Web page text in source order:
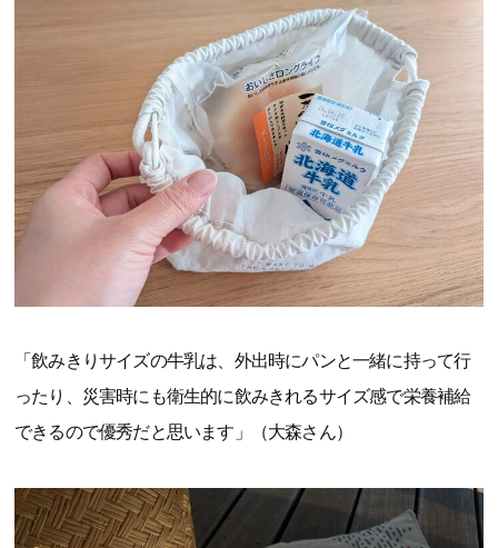
「飲みきりサイズの牛乳は、外出時にパンと一緒に持って行
ったり、災害時にも衛生的に飲みきれるサイズ感で栄養補給
できるので優秀だと思います」（大森さん）